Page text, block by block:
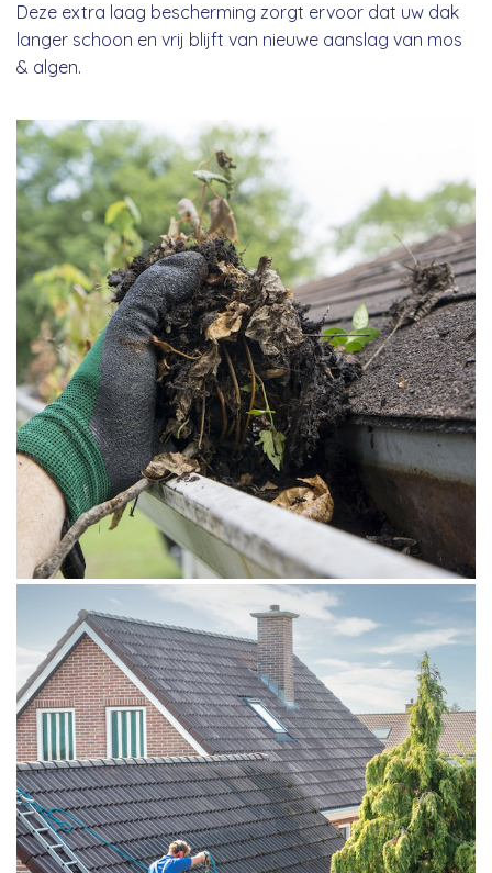
Deze extra laag bescherming zorgt ervoor dat uw dak
langer schoon en vrij blijft van nieuwe aanslag van mos
& algen.